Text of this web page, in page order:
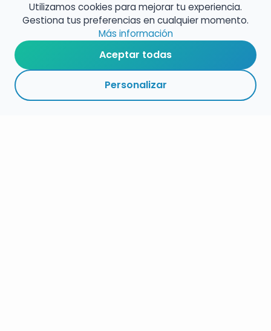
RESUMEN PLAZOS ESPECIALIDAD ENLACES SEGUIR
Utilizamos cookies para mejorar tu experiencia.
Gestiona tus preferencias en cualquier momento.
Más información
Aceptar todas
Personalizar